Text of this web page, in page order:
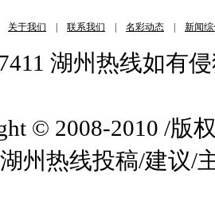
关于我们 联系我们 名彩动态 新闻
湖州热线如有
© 2008-2010 /版
湖州热线投稿/建议/